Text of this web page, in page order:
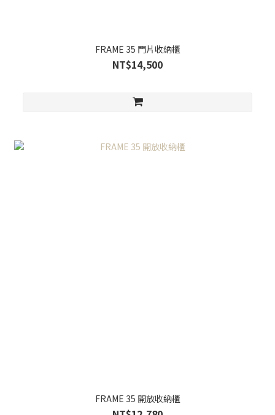
FRAME 35 門片收納櫃
NT$14,500
FRAME 35 開放收納櫃